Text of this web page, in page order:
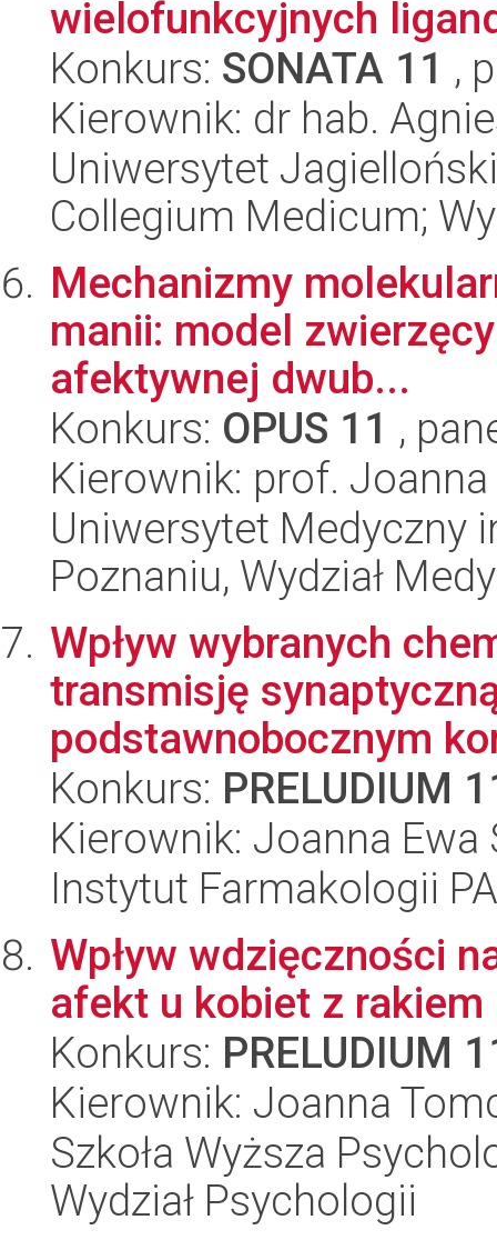
wielofunkcyjnych
Konkurs: SONATA 11 ,
Kierownik: dr hab.
Uniwersytet
Collegium Medicum;
Mechanizmy
manii: model
afektywnej dwub...
Konkurs: OPUS 11 ,
Kierownik: prof.
Uniwersytet Medyczny
Poznaniu, Wydział
Wpływ wybranych
transmisję
podstawnobocznym
Konkurs: PRELUDIUM
Kierownik: Joanna Ewa
Instytut Farmakologii
Wpływ wdzięczności
afekt u kobiet z
Konkurs: PRELUDIUM
Kierownik: Joanna
Szkoła Wyższa
Wydział Psychologii